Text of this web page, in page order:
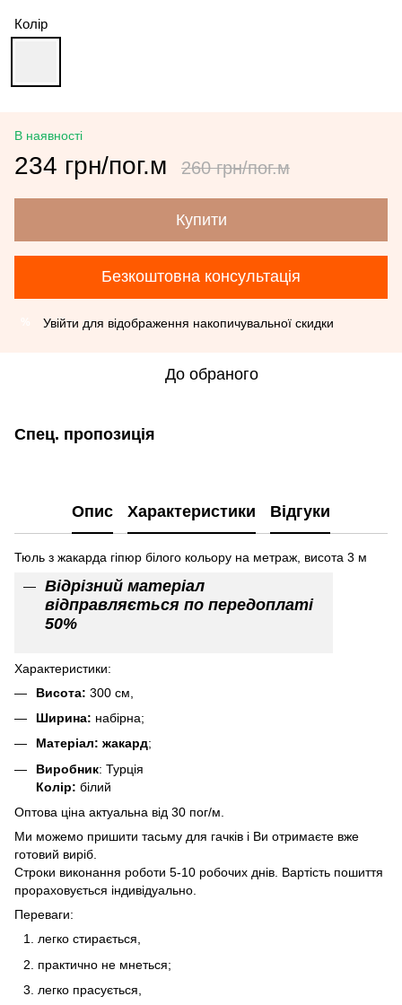
Колір
В наявності
234 грн/пог.м 260 грн/пог.м
Купити
Безкоштовна консультація
Увійти для відображення накопичувальної скидки
До обраного
Спец. пропозиція
Опис Характеристики Відгуки
Тюль з жакарда гіпюр білого кольору на метраж, висота 3 м
Відрізний матеріал
відправляється по передоплаті
50%
Характеристики:
Висота: 300 см,
Ширина: набірна;
Матеріал: жакард;
Виробник: Турція
Колір: білий
Оптова ціна актуальна від 30 пог/м.
Ми можемо пришити тасьму для гачків і Ви отримаєте вже
готовий виріб.
Строки виконання роботи 5-10 робочих днів. Вартість пошиття
прораховується індивідуально.
Переваги:
легко стирається,
практично не мнеться;
легко прасується,